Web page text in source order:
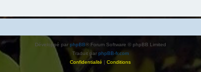
Développé par phpBB® Forum Software © phpBB Limited
Traduit par phpBB-fr.com
Confidentialité | Conditions